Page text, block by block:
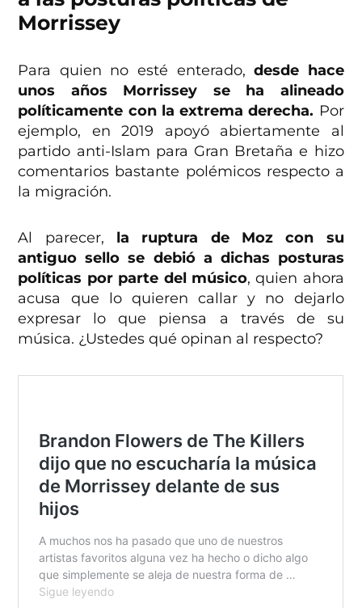
Morrissey
Para quien no esté enterado,desde hace
unos años Morrissey se ha alineado
políticamente con la extrema derecha. Por
ejemplo, en 2019 apoyó abiertamente al
partido anti-Islam para Gran Bretaña e hizo
comentarios bastante polémicos respecto a
la migración.
Al parecer, la ruptura de Moz con su
antiguo sello se debió a dichas posturas
políticas por parte del músico, quien ahora
acusa que lo quieren callar y no dejarlo
expresar lo que piensa a través de su
música. ¿Ustedes qué opinan al respecto?